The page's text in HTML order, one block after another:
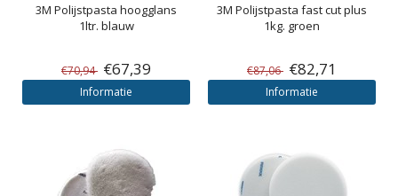
3M Polijstpasta hoogglans
1ltr. blauw
€70,94 €67,39
Informatie
3M Polijstpasta fast cut plus
1kg. groen
€87,06 €82,71
Informatie